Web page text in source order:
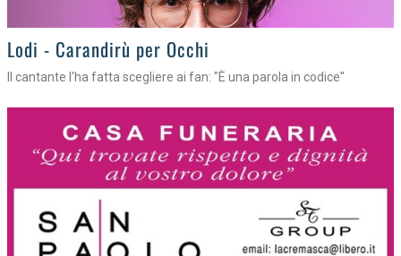
Lodi - Carandirù per Occhi
Il cantante l'ha fatta scegliere ai fan: "È una parola in codice"